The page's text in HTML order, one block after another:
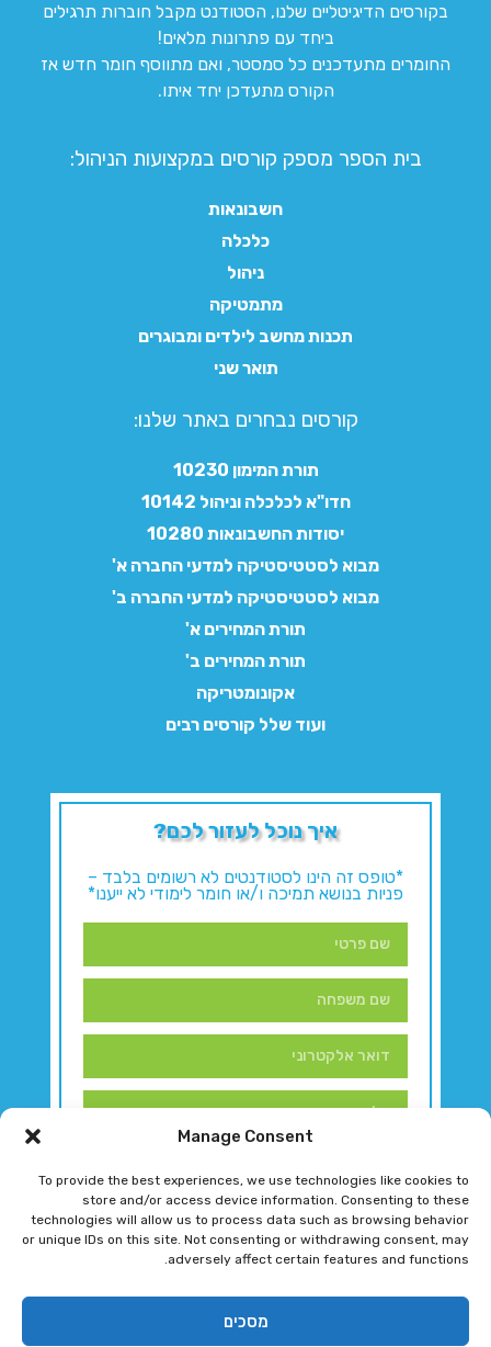
Manage Consent
To provide the best experiences, we use technologies like cookies to
store and/or access device information. Consenting to these
technologies will allow us to process data such as browsing behavior
or unique IDs on this site. Not consenting or withdrawing consent, may
adversely affect certain features and functions.
מסכים
בקורסים הדיגיטליים שלנו, הסטודנט מקבל חוברות תרגילים
ביחד עם פתרונות מלאים!
החומרים מתעדכנים כל סמסטר, ואם מתווסף חומר חדש אז
הקורס מתעדכן יחד איתו.
בית הספר מספק קורסים במקצועות הניהול:
חשבונאות
כלכלה
ניהול
מתמטיקה
תכנות מחשב לילדים ומבוגרים
תואר שני
קורסים נבחרים באתר שלנו:​
תורת המימון 10230
חדו"א לכלכלה וניהול 10142
יסודות החשבונאות 10280
מבוא לסטטיסטיקה למדעי החברה א'
מבוא לסטטיסטיקה למדעי החברה ב'
תורת המחירים א'
תורת המחירים ב'
אקונומטריקה
ועוד שלל קורסים רבים
איך נוכל לעזור לכם?
*טופס זה הינו לסטודנטים לא רשומים בלבד –
פניות בנושא תמיכה ו/או חומר לימודי לא ייענו*